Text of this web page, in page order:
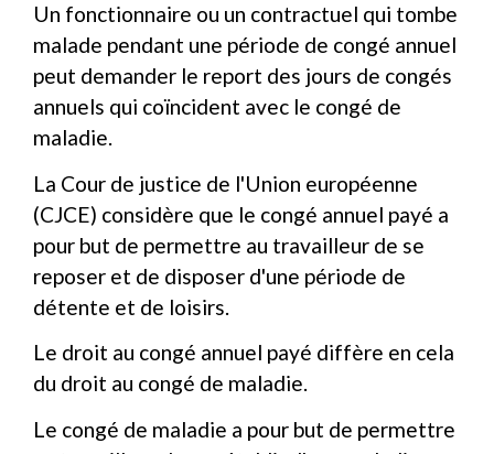
Un fonctionnaire ou un contractuel qui tombe
malade pendant une période de congé annuel
peut demander le report des jours de congés
annuels qui coïncident avec le congé de
maladie.
La Cour de justice de l'Union européenne
(CJCE) considère que le congé annuel payé a
pour but de permettre au travailleur de se
reposer et de disposer d'une période de
détente et de loisirs.
Le droit au congé annuel payé diffère en cela
du droit au congé de maladie.
Le congé de maladie a pour but de permettre